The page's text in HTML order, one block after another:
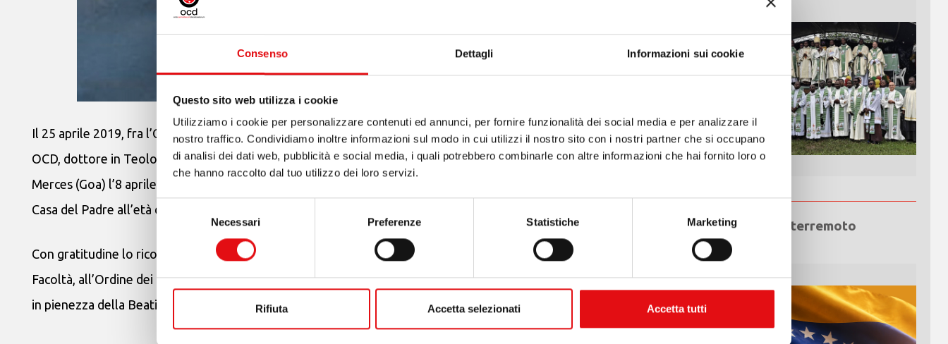
Consenso Dettagli Informazioni sui cookie
Questo sito web utilizza i cookie
Utilizziamo i cookie per personalizzare contenuti ed annunci, per fornire funzionalità dei social media e per analizzare il
nostro traffico. Condividiamo inoltre informazioni sul modo in cui utilizzi il nostro sito con i nostri partner che si occupano
di analisi dei dati web, pubblicità e social media, i quali potrebbero combinarle con altre informazioni che hai fornito loro o
che hanno raccolto dal tuo utilizzo dei loro servizi.
Selezione
Necessari Preferenze Statistiche Marketing
Rifiuta Accetta selezionati Accetta tutti
Il 25 aprile 2019, fra l’Ottava di Pasqua, si è spento a Bambolim (Goa), in India, padre Edwin Aleluia Aleixo Diniz
OCD, dottore in Teologia Dogmatica e licenziato in Sacra Scrittura, professore emerito delTeresianum. Nato a
Merces (Goa) l’8 aprile 1944, divenne Carmelitano Scalzo il 19 marzo 1965 e sacerdote il 9 aprile 1972. È tornato alla
Casa del Padre all’età di 75 anni, cinquantaquattro dei quali vissuti da religioso e quarantasette da sacerdote.
Con gratitudine lo ricordiamo al Signore per la sua figura di uomo e di religioso, per il suo contributo alla nostra
Facoltà, all’Ordine dei Carmelitani Scalzi e alla Chiesa, affidando la Sua anima alla Misericordia divina affinché gioisca
in pienezza della Beatitudine Celeste.
Emergenza terremoto
Venezuela